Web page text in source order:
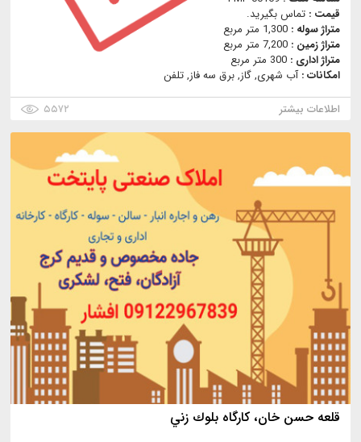
قیمت : تماس بگیرید.
متراژ سوله : 1,300 متر مربع
متراژ زمین : 7,200 متر مربع
متراژ اداری : 300 متر مربع
امکانات :آب شهری, گاز, برق سه فاز, تلفن
اطلاعات بیشتر
۵۵۷۲
قلعه حسن خان، كارگاه بلوك زني